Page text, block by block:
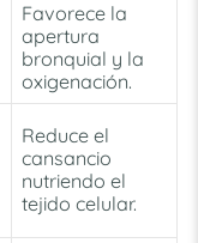
Favorece la
apertura
bronquial y la
oxigenación.
Reduce el
cansancio
nutriendo el
tejido celular.